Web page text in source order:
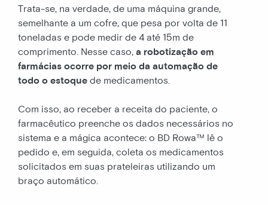
Trata-se, na verdade, de uma máquina grande,
semelhante a um cofre, que pesa por volta de 11
toneladas e pode medir de 4 até 15m de
comprimento. Nesse caso, a robotização em
farmácias ocorre por meio da automação de
todo o estoque de medicamentos.
Com isso, ao receber a receita do paciente, o
farmacêutico preenche os dados necessários no
sistema e a mágica acontece: o BD Rowa™ lê o
pedido e, em seguida, coleta os medicamentos
solicitados em suas prateleiras utilizando um
braço automático.